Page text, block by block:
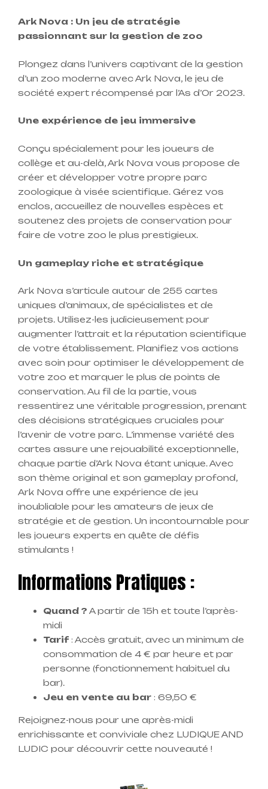
Ark Nova : Un jeu de stratégie
passionnant sur la gestion de zoo
Plongez dans l’univers captivant de la gestion
d’un zoo moderne avec Ark Nova, le jeu de
société expert récompensé par l’As d’Or 2023.
Une expérience de jeu immersive
Conçu spécialement pour les joueurs de
collège et au-delà, Ark Nova vous propose de
créer et développer votre propre parc
zoologique à visée scientifique. Gérez vos
enclos, accueillez de nouvelles espèces et
soutenez des projets de conservation pour
faire de votre zoo le plus prestigieux.
Un gameplay riche et stratégique
Ark Nova s’articule autour de 255 cartes
uniques d’animaux, de spécialistes et de
projets. Utilisez-les judicieusement pour
augmenter l’attrait et la réputation scientifique
de votre établissement. Planifiez vos actions
avec soin pour optimiser le développement de
votre zoo et marquer le plus de points de
conservation. Au fil de la partie, vous
ressentirez une véritable progression, prenant
des décisions stratégiques cruciales pour
l’avenir de votre parc. L’immense variété des
cartes assure une rejouabilité exceptionnelle,
chaque partie d’Ark Nova étant unique. Avec
son thème original et son gameplay profond,
Ark Nova offre une expérience de jeu
inoubliable pour les amateurs de jeux de
stratégie et de gestion. Un incontournable pour
les joueurs experts en quête de défis
stimulants !
Informations Pratiques :
Quand ? A partir de 15h et toute l’après-
midi
Tarif : Accès gratuit, avec un minimum de
consommation de 4 € par heure et par
personne (fonctionnement habituel du
bar).
Jeu en vente au bar : 69,50 €
Rejoignez-nous pour une après-midi
enrichissante et conviviale chez LUDIQUE AND
LUDIC pour découvrir cette nouveauté !